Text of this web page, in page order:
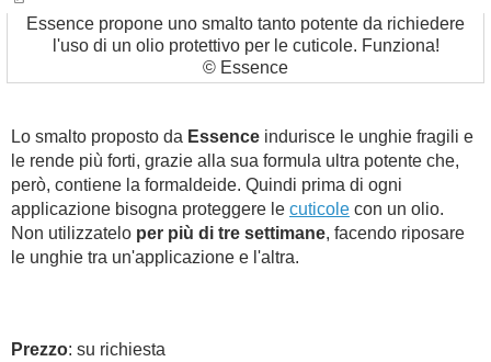
Essence propone uno smalto tanto potente da richiedere
l'uso di un olio protettivo per le cuticole. Funziona!
© Essence
Lo smalto proposto da Essence indurisce le unghie fragili e
le rende più forti, grazie alla sua formula ultra potente che,
però, contiene la formaldeide. Quindi prima di ogni
applicazione bisogna proteggere le cuticole con un olio.
Non utilizzatelo per più di tre settimane, facendo riposare
le unghie tra un'applicazione e l'altra.
Prezzo: su richiesta